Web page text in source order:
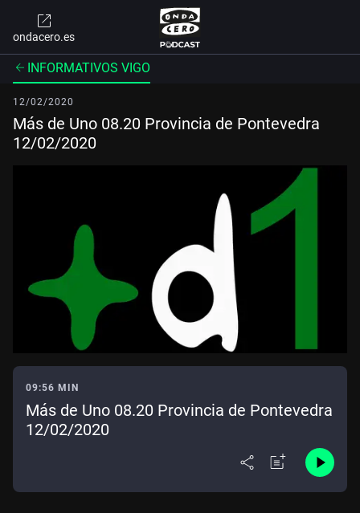
ondacero.es
INFORMATIVOS VIGO
12/02/2020
Más de Uno 08.20 Provincia de Pontevedra
12/02/2020
09:56 MIN
Más de Uno 08.20 Provincia de Pontevedra
12/02/2020